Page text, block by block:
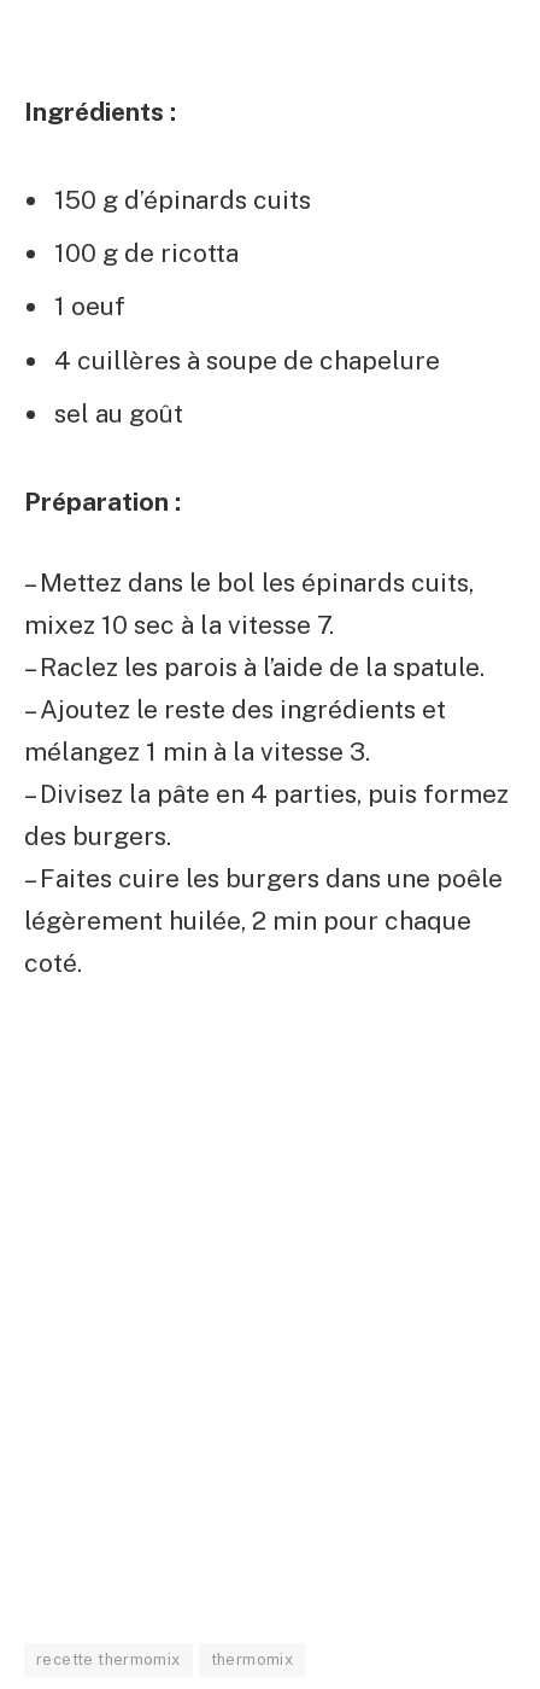
Ingrédients :
150 g d’épinards cuits
100 g de ricotta
1 oeuf
4 cuillères à soupe de chapelure
sel au goût
Préparation :
– Mettez dans le bol les épinards cuits,
mixez 10 sec à la vitesse 7.
– Raclez les parois à l’aide de la spatule.
– Ajoutez le reste des ingrédients et
mélangez 1 min à la vitesse 3.
– Divisez la pâte en 4 parties, puis formez
des burgers.
– Faites cuire les burgers dans une poêle
légèrement huilée, 2 min pour chaque
coté.
recette thermomix thermomix